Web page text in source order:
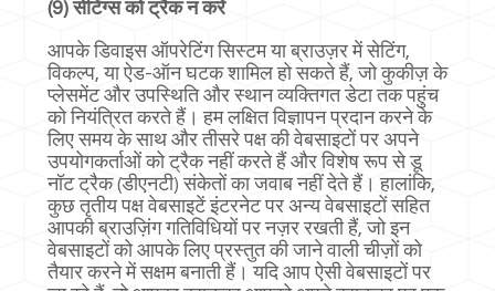
(9) सेटिंग्स को ट्रैक न करें
आपके डिवाइस ऑपरेटिंग सिस्टम या ब्राउज़र में सेटिंग,
विकल्प, या ऐड-ऑन घटक शामिल हो सकते हैं, जो कुकीज़ के
प्लेसमेंट और उपस्थिति और स्थान व्यक्तिगत डेटा तक पहुंच
को नियंत्रित करते हैं। हम लक्षित विज्ञापन प्रदान करने के
लिए समय के साथ और तीसरे पक्ष की वेबसाइटों पर अपने
उपयोगकर्ताओं को ट्रैक नहीं करते हैं और विशेष रूप से डू
नॉट ट्रैक (डीएनटी) संकेतों का जवाब नहीं देते हैं। हालांकि,
कुछ तृतीय पक्ष वेबसाइटें इंटरनेट पर अन्य वेबसाइटों सहित
आपकी ब्राउज़िंग गतिविधियों पर नज़र रखती हैं, जो इन
वेबसाइटों को आपके लिए प्रस्तुत की जाने वाली चीज़ों को
तैयार करने में सक्षम बनाती हैं। यदि आप ऐसी वेबसाइटों पर